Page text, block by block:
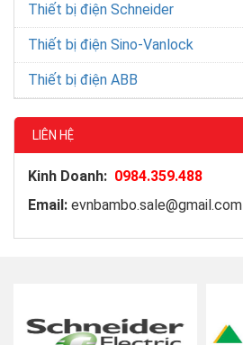
Thiết bị điện Schneider
Thiết bị điện Sino-Vanlock
Thiết bị điện ABB
LIÊN HỆ
Kinh Doanh: 0984.359.488
Email: evnbambo.sale@gmail.com